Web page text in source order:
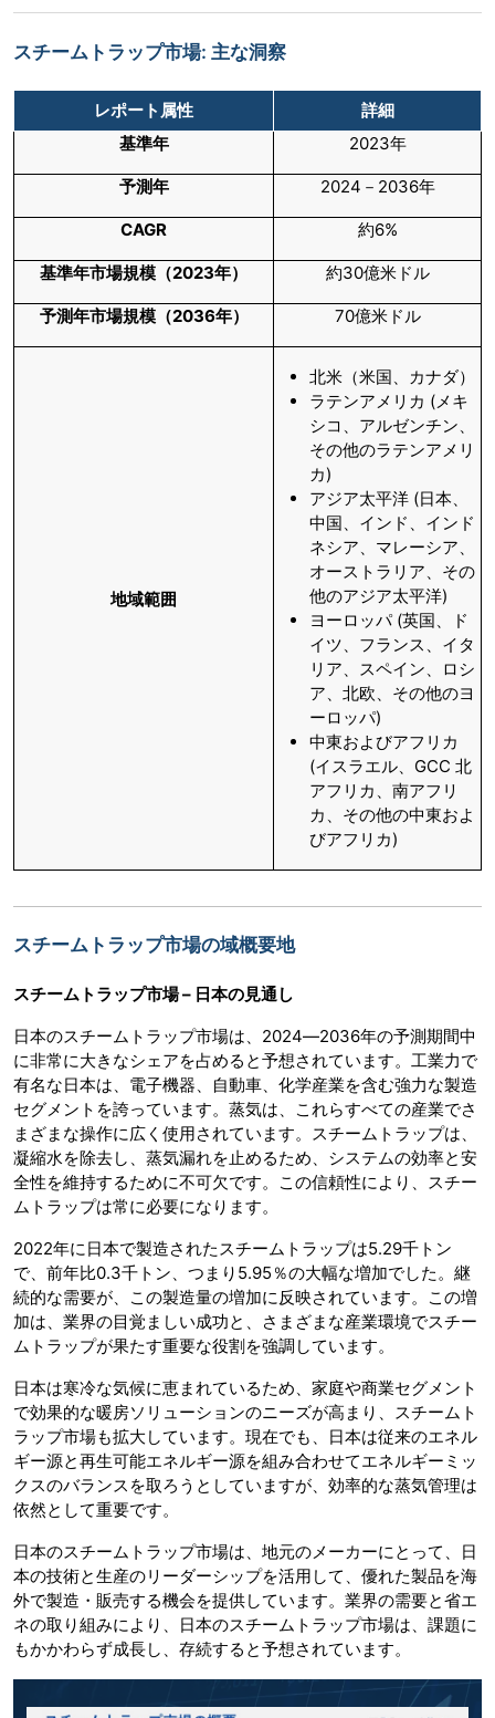
スチームトラップ市場: 主な洞察
レポート属性
詳細
基準年
2023年
予測年 2024－2036年
CAGR 約6%
基準年市場規模（2023年） 約30億米ドル
予測年市場規模（2036年） 70億米ドル
地域範囲
北米（米国、カナダ）
ラテンアメリカ (メキ
シコ、アルゼンチン、
その他のラテンアメリ
カ)
アジア太平洋 (日本、
中国、インド、インド
ネシア、マレーシア、
オーストラリア、その
他のアジア太平洋)
ヨーロッパ (英国、ド
イツ、フランス、イタ
リア、スペイン、ロシ
ア、北欧、その他のヨ
ーロッパ)
中東およびアフリカ
(イスラエル、GCC 北
アフリカ、南アフリ
カ、その他の中東およ
びアフリカ)
スチームトラップ市場の域概要地
スチームトラップ市場 – 日本の見通し
日本のスチームトラップ市場は、2024―2036年の予測期間中
に非常に大きなシェアを占めると予想されています。工業力で
有名な日本は、電子機器、自動車、化学産業を含む強力な製造
セグメントを誇っています。蒸気は、これらすべての産業でさ
まざまな操作に広く使用されています。スチームトラップは、
凝縮水を除去し、蒸気漏れを止めるため、システムの効率と安
全性を維持するために不可欠です。この信頼性により、スチー
ムトラップは常に必要になります。
2022年に日本で製造されたスチームトラップは5.29千トン
で、前年比0.3千トン、つまり5.95％の大幅な増加でした。継
続的な需要が、この製造量の増加に反映されています。この増
加は、業界の目覚ましい成功と、さまざまな産業環境でスチー
ムトラップが果たす重要な役割を強調しています。
日本は寒冷な気候に恵まれているため、家庭や商業セグメント
で効果的な暖房ソリューションのニーズが高まり、スチームト
ラップ市場も拡大しています。現在でも、日本は従来のエネル
ギー源と再生可能エネルギー源を組み合わせてエネルギーミッ
クスのバランスを取ろうとしていますが、効率的な蒸気管理は
依然として重要です。
日本のスチームトラップ市場は、地元のメーカーにとって、日
本の技術と生産のリーダーシップを活用して、優れた製品を海
外で製造・販売する機会を提供しています。業界の需要と省エ
ネの取り組みにより、日本のスチームトラップ市場は、課題に
もかかわらず成長し、存続すると予想されています。